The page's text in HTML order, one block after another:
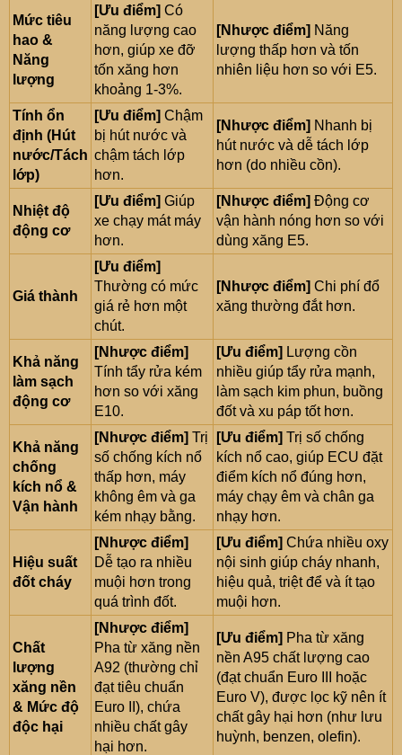
Mức tiêu
hao &
Năng
lượng
[Ưu điểm] Có
năng lượng cao
hơn, giúp xe đỡ
tốn xăng hơn
khoảng 1-3%.
[Nhược điểm] Năng
lượng thấp hơn và tốn
nhiên liệu hơn so với E5.
Tính ổn
định (Hút
nước/Tách
lớp)
[Ưu điểm] Chậm
bị hút nước và
chậm tách lớp
hơn.
[Nhược điểm] Nhanh bị
hút nước và dễ tách lớp
hơn (do nhiều cồn).
Nhiệt độ
động cơ
[Ưu điểm] Giúp
xe chạy mát máy
hơn.
[Nhược điểm] Động cơ
vận hành nóng hơn so với
dùng xăng E5.
Giá thành
[Ưu điểm]
Thường có mức
giá rẻ hơn một
chút.
[Nhược điểm] Chi phí đổ
xăng thường đắt hơn.
Khả năng
làm sạch
động cơ
[Nhược điểm]
Tính tẩy rửa kém
hơn so với xăng
E10.
[Ưu điểm] Lượng cồn
nhiều giúp tẩy rửa mạnh,
làm sạch kim phun, buồng
đốt và xu páp tốt hơn.
Khả năng
chống
kích nổ &
Vận hành
[Nhược điểm] Trị
số chống kích nổ
thấp hơn, máy
không êm và ga
kém nhạy bằng.
[Ưu điểm] Trị số chống
kích nổ cao, giúp ECU đặt
điểm kích nổ đúng hơn,
máy chạy êm và chân ga
nhạy hơn.
Hiệu suất
đốt cháy
[Nhược điểm]
Dễ tạo ra nhiều
muội hơn trong
quá trình đốt.
[Ưu điểm] Chứa nhiều oxy
nội sinh giúp cháy nhanh,
hiệu quả, triệt để và ít tạo
muội hơn.
Chất
lượng
xăng nền
& Mức độ
độc hại
[Nhược điểm]
Pha từ xăng nền
A92 (thường chỉ
đạt tiêu chuẩn
Euro II), chứa
nhiều chất gây
hại hơn.
[Ưu điểm] Pha từ xăng
nền A95 chất lượng cao
(đạt chuẩn Euro III hoặc
Euro V), được lọc kỹ nên ít
chất gây hại hơn (như lưu
huỳnh, benzen, olefin).